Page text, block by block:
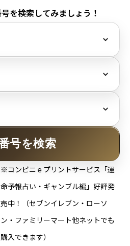
を検索してみましょう！
号を検索
※コンビニｅプリントサービス「運
命予報占い・ギャンブル編」好評発
売中！（セブンイレブン・ローソ
ン・ファミリーマート他ネットでも
購入できます）